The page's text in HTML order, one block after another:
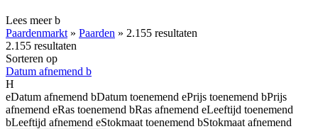
Lees meerb
Paardenmarkt » Paarden » 2.155 resultaten
2.155 resultaten
Sorteren op
Datum afnemend b
H
eDatum afnemend bDatum toenemend ePrijs toenemend bPrijs
afnemend eRas toenemend bRas afnemend eLeeftijd toenemend
bLeeftijd afnemend eStokmaat toenemend bStokmaat afnemend